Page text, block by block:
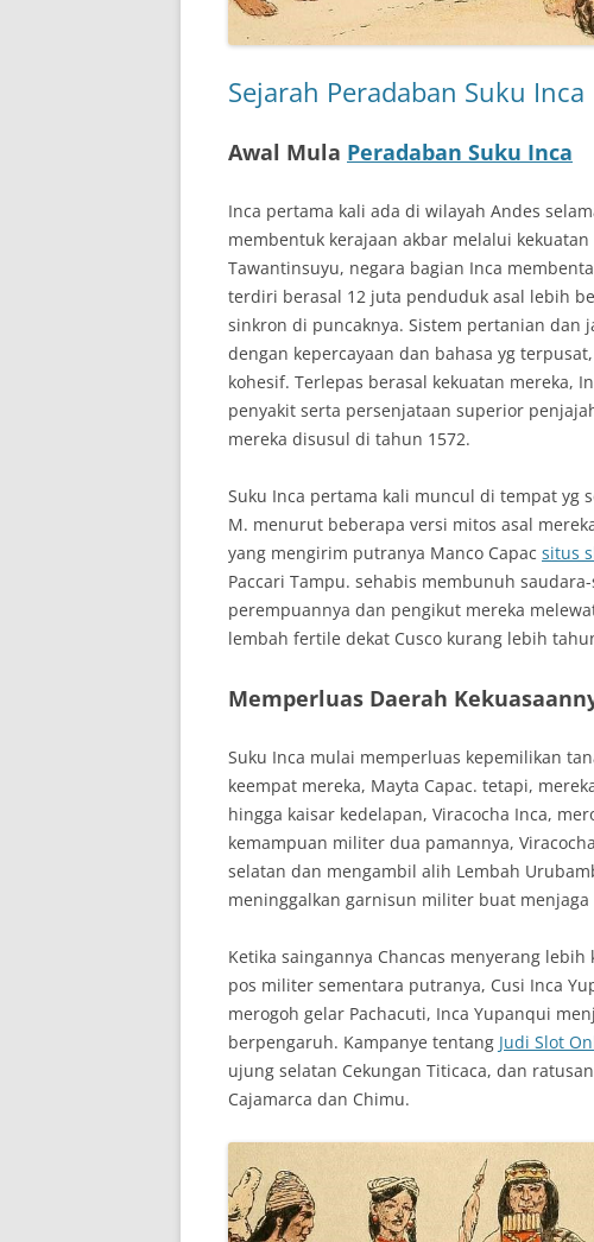
Sejarah Peradaban Suku Inca
Awal Mula Peradaban Suku Inca
Inca pertama kali ada di wilayah Andes
membentuk kerajaan akbar melalui
Tawantinsuyu, negara bagian Inca
terdiri berasal 12 juta penduduk asal lebih
sinkron di puncaknya. Sistem pertanian dan
dengan kepercayaan dan bahasa yg
kohesif. Terlepas berasal kekuatan mereka,
penyakit serta persenjataan superior
mereka disusul di tahun 1572.
Suku Inca pertama kali muncul di tempat yg
M. menurut beberapa versi mitos asal
yang mengirim putranya Manco Capac situs
Paccari Tampu. sehabis membunuh
perempuannya dan pengikut mereka
lembah fertile dekat Cusco kurang lebih
Memperluas Daerah
Suku Inca mulai memperluas kepemilikan
keempat mereka, Mayta Capac. tetapi,
hingga kaisar kedelapan, Viracocha Inca,
kemampuan militer dua pamannya,
selatan dan mengambil alih Lembah
meninggalkan garnisun militer buat
Ketika saingannya Chancas menyerang
pos militer sementara putranya, Cusi Inca
merogoh gelar Pachacuti, Inca Yupanqui
berpengaruh. Kampanye tentang Judi Slot
ujung selatan Cekungan Titicaca, dan
Cajamarca dan Chimu.